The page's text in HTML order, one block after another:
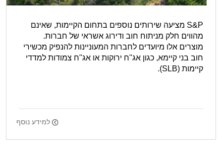
S&P מציעה שירותים נוספים בתחום הקיימות, שאינם
מהווים חלק מניתוח חוב ודירוג אשראי של חברות.
מוצרים אלו מיועדים לחברות המעוניינות להנפיק מכשירי
חוב בני קיימא, כגון אג"ח ירוקות או אג"ח צמודות למדדי
קיימות (SLB).
למידע נוסף